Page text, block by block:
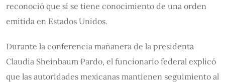
reconoció que sí se tiene conocimiento de una orden
emitida en Estados Unidos.
Durante la conferencia mañanera de la presidenta
Claudia Sheinbaum Pardo, el funcionario federal explicó
que las autoridades mexicanas mantienen seguimiento al